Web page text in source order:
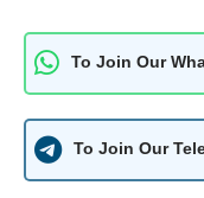
To Join Our
To Join Our